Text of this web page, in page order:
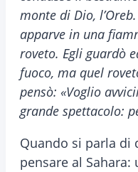
monte di Dio,
apparve in una
roveto. Egli guardò
fuoco, ma quel
pensò: «Voglio
grande spettacolo:
Quando si parla di
pensare al